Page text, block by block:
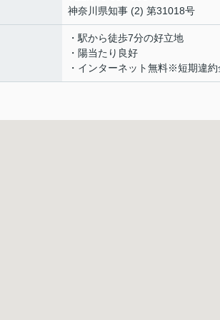
神奈川県知事 (2) 第31018号
・駅から徒歩7分の好立地
・陽当たり良好
・インターネット無料※短期違約